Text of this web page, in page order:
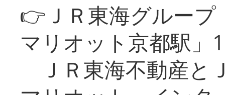
👉ＪＲ東海グルー
マリオット京都駅」
ＪＲ東海不動産と